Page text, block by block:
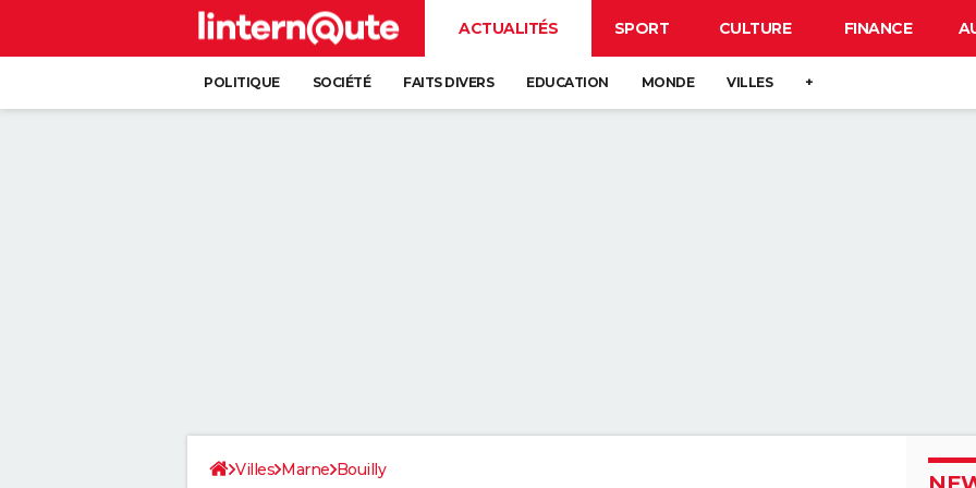
ACTUALITÉS SPORT CULTURE FINANCE
POLITIQUE SOCIÉTÉ FAITS DIVERS EDUCATION MONDE VILLES +
Villes Marne Bouilly